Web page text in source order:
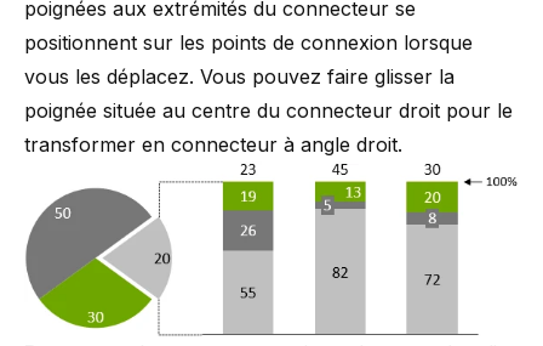
poignées aux extrémités du connecteur se
positionnent sur les points de connexion lorsque
vous les déplacez. Vous pouvez faire glisser la
poignée située au centre du connecteur droit pour le
transformer en connecteur à angle droit.